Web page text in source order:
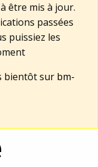
être mis à jour.
passées
puissiez les
bientôt sur bm-